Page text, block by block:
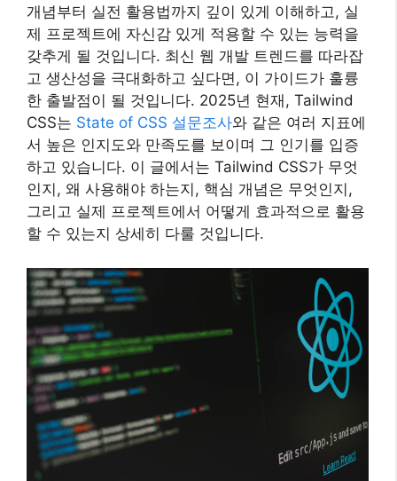
개념부터 실전 활용법까지 깊이 있게 이해하고, 실
제 프로젝트에 자신감 있게 적용할 수 있는 능력을
갖추게 될 것입니다. 최신 웹 개발 트렌드를 따라잡
고 생산성을 극대화하고 싶다면, 이 가이드가 훌륭
한 출발점이 될 것입니다. 2025년 현재, Tailwind
CSS는 State of CSS 설문조사와 같은 여러 지표에
서 높은 인지도와 만족도를 보이며 그 인기를 입증
하고 있습니다. 이 글에서는 Tailwind CSS가 무엇
인지, 왜 사용해야 하는지, 핵심 개념은 무엇인지,
그리고 실제 프로젝트에서 어떻게 효과적으로 활용
할 수 있는지 상세히 다룰 것입니다.